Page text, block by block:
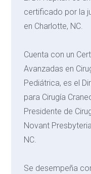
certificado por la
en Charlotte, NC.
Cuenta con un
Avanzadas en
Pediátrica, es el
para Cirugía
Presidente de
Novant
NC.
Se desempeña